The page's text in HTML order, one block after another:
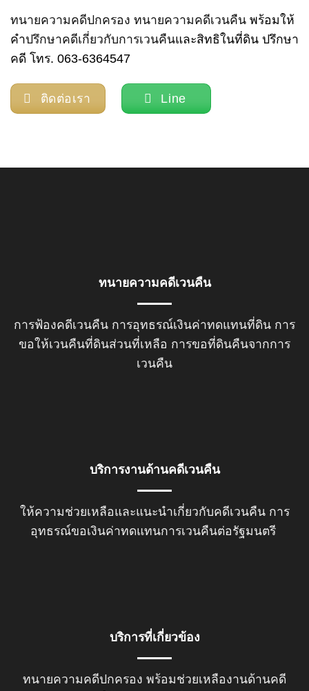
ทนายความคดีปกครอง ทนายความคดีเวนคืน พร้อมให้
คำปรึกษาคดีเกี่ยวกับการเวนคืนและสิทธิในที่ดิน ปรึกษา
คดี โทร. 063-6364547
ติดต่อเรา Line
ทนายความคดีเวนคืน
การฟ้องคดีเวนคืน การอุทธรณ์เงินค่าทดแทนที่ดิน การ
ขอให้เวนคืนที่ดินส่วนที่เหลือ การขอที่ดินคืนจากการ
เวนคืน
บริการงานด้านคดีเวนคืน
ให้ความช่วยเหลือและแนะนำเกี่ยวกับคดีเวนคืน การ
อุทธรณ์ขอเงินค่าทดแทนการเวนคืนต่อรัฐมนตรี
บริการที่เกี่ยวข้อง
ทนายความคดีปกครอง พร้อมช่วยเหลืองานด้านคดี